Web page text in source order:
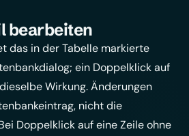
bearbeiten
das in der Tabelle markierte
ein Doppelklick auf
Wirkung. Änderungen
nicht die
Doppelklick auf eine Zeile ohne